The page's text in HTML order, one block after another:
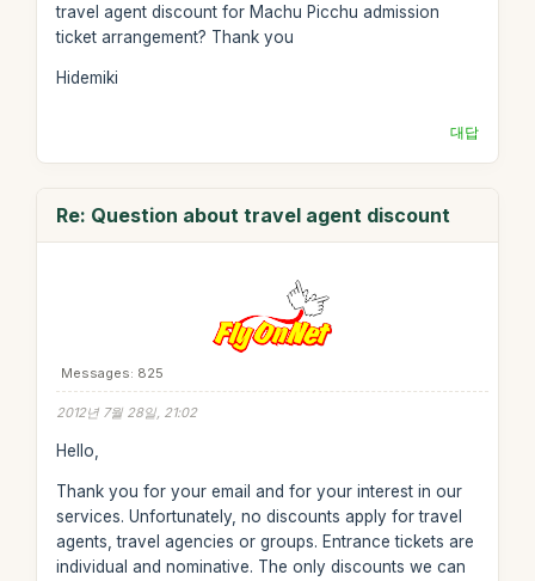
travel agent discount for Machu Picchu admission
ticket arrangement? Thank you
Hidemiki
대답
Re: Question about travel agent discount
Messages: 825
2012년 7월 28일, 21:02
Hello,
Thank you for your email and for your interest in our
services. Unfortunately, no discounts apply for travel
agents, travel agencies or groups. Entrance tickets are
individual and nominative. The only discounts we can